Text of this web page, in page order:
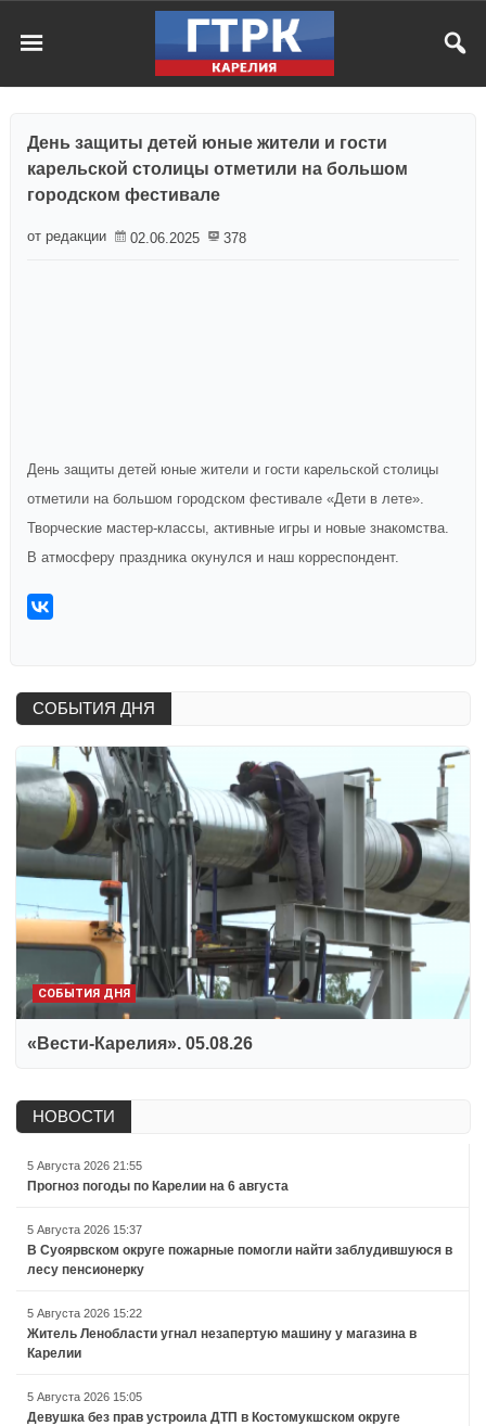
День защиты детей юные жители и гости
карельской столицы отметили на большом
городском фестивале
от редакции 02.06.2025 378
День защиты детей юные жители и гости карельской столицы
отметили на большом городском фестивале «Дети в лете».
Творческие мастер-классы, активные игры и новые знакомства.
В атмосферу праздника окунулся и наш корреспондент.
СОБЫТИЯ ДНЯ
СОБЫТИЯ ДНЯ
«Вести-Карелия». 05.08.26
НОВОСТИ
5 Августа 2026 21:55
Прогноз погоды по Карелии на 6 августа
5 Августа 2026 15:37
В Суоярвском округе пожарные помогли найти заблудившуюся в
лесу пенсионерку
5 Августа 2026 15:22
Житель Ленобласти угнал незапертую машину у магазина в
Карелии
5 Августа 2026 15:05
Девушка без прав устроила ДТП в Костомукшском округе